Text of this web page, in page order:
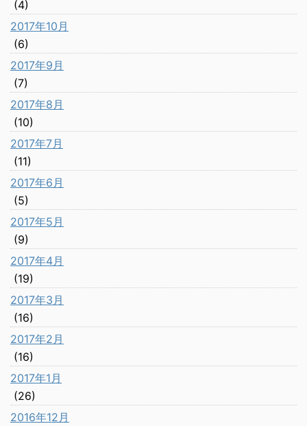
(4)
2017年10月
(6)
2017年9月
(7)
2017年8月
(10)
2017年7月
(11)
2017年6月
(5)
2017年5月
(9)
2017年4月
(19)
2017年3月
(16)
2017年2月
(16)
2017年1月
(26)
2016年12月